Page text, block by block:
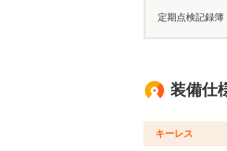
定期点検記録簿
装備仕
キーレス